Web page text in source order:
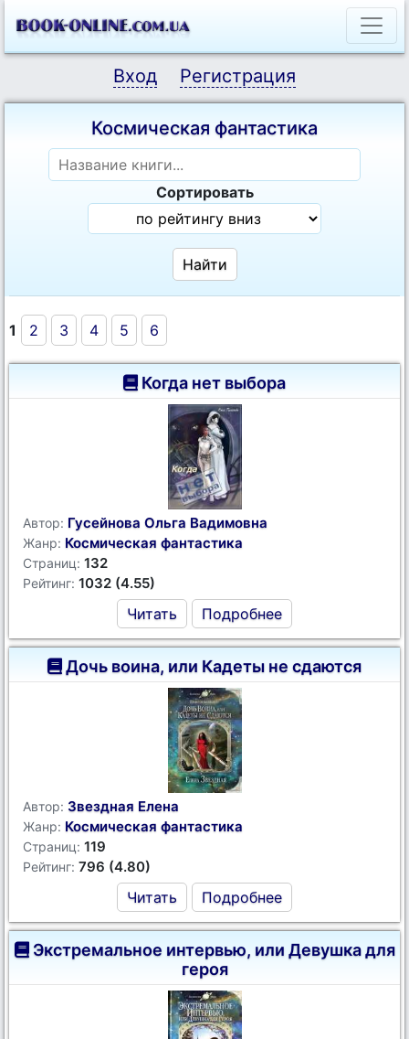
Вход Регистрация
Космическая фантастика
Сортировать
1 2 3 4 5 6
Когда нет выбора
Автор: Гусейнова Ольга Вадимовна
Жанр: Космическая фантастика
Страниц: 132
Рейтинг: 1032 (4.55)
Читать Подробнее
Дочь воина, или Кадеты не сдаются
Автор: Звездная Елена
Жанр: Космическая фантастика
Страниц: 119
Рейтинг: 796 (4.80)
Читать Подробнее
Экстремальное интервью, или Девушка для
героя